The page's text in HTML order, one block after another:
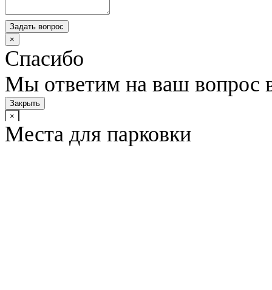
Задать вопрос
×
Спасибо
Мы ответим на ваш вопрос
Закрыть
×
Места для парковки